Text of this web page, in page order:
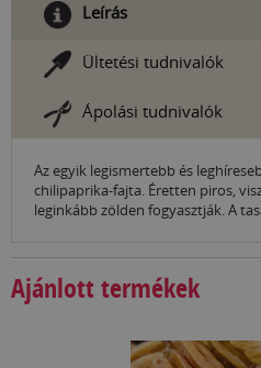
Leírás
Ültetési tudnivalók
Ápolási tudnivalók
Az egyik legismertebb és
chilipaprika-fajta. Éretten piros,
leginkább zölden fogyasztják. A
Ajánlott termékek